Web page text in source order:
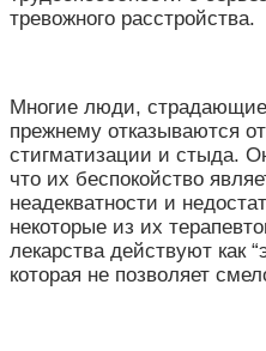
тревожного расстройства.
Многие люди,
прежнему отказываются
стигматизации и стыда.
что их беспокойство
неадекватности и
некоторые из их
лекарства действуют как
которая не позволяет